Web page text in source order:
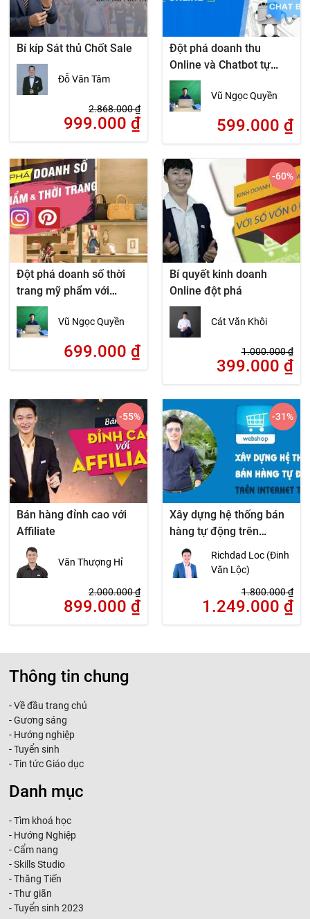
Bí kíp Sát thủ Chốt Sale
Đỗ Văn Tâm
2.868.000₫
999.000 ₫
Đột phá doanh thu
Online và Chatbot tự
động hóa bán hàng
Vũ Ngọc Quyền
599.000 ₫
Đột phá doanh số thời
trang mỹ phẩm với
Instagram – Pinterest
Vũ Ngọc Quyền
699.000 ₫
Bí quyết kinh doanh
Online đột phá
Cát Văn Khôi
1.000.000₫
399.000 ₫
-60%
Bán hàng đỉnh cao với
Affiliate
Văn Thượng Hỉ
2.000.000₫
899.000 ₫
-55%
Xây dựng hệ thống bán
hàng tự động trên
Internet A-Z
Richdad Loc (Đinh
Văn Lộc)
1.800.000₫
1.249.000 ₫
-31%
Thông tin chung
-Về đầu trang chủ
-Gương sáng
- Hướng nghiệp
-Tuyển sinh
-Tin tức Giáo dục
Danh mục
-Tìm khoá học
- Hướng Nghiệp
-Cẩm nang
-Skills Studio
-Thăng Tiến
-Thư giãn
-Tuyển sinh 2023